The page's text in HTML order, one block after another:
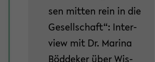
sen mit­ten rein in die
Ge­sell­schaft“: In­ter­
view mit Dr. Ma­ri­na
Böd­de­ker über Wis­